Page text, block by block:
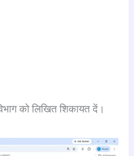
को लिखित शिकायत दें।